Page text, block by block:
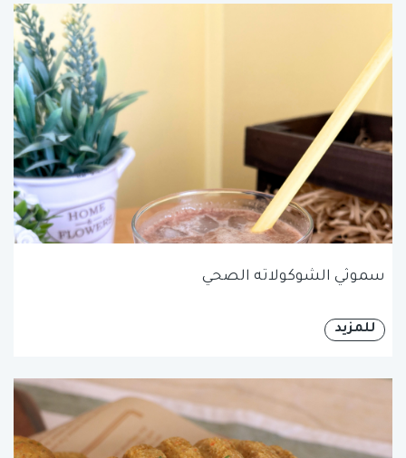
سموثي الشوكولاته الصحي
للمزيد